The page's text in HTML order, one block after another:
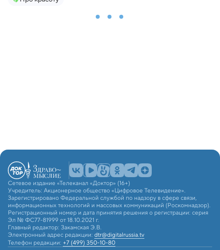
Сетевое издание «Телеканал «Доктор» (16+)
Учредитель: Акционерное общество «Цифровое Телевидение».
Зарегистрировано Федеральной службой по надзору в сфере связи,
информационных технологий и массовых коммуникаций (Роскомнадзор).
Регистрационный номер и дата принятия решения о регистрации: серия
Эл № ФС77-81999 от 18.10.2021 г.
Главный редактор: Закамская Э.В.
Электронный адрес редакции:dtr@digitalrussia.tv
Телефон редакции:+7 (499) 350-10-80